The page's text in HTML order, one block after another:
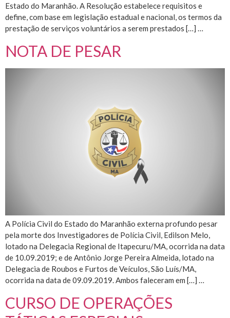
Estado do Maranhão. A Resolução estabelece requisitos e
define, com base em legislação estadual e nacional, os termos da
prestação de serviços voluntários a serem prestados […] …
NOTA DE PESAR
A Polícia Civil do Estado do Maranhão externa profundo pesar
pela morte dos Investigadores de Polícia Civil, Edilson Melo,
lotado na Delegacia Regional de Itapecuru/MA, ocorrida na data
de 10.09.2019; e de Antônio Jorge Pereira Almeida, lotado na
Delegacia de Roubos e Furtos de Veículos, São Luís/MA,
ocorrida na data de 09.09.2019. Ambos faleceram em […] …
CURSO DE OPERAÇÕES